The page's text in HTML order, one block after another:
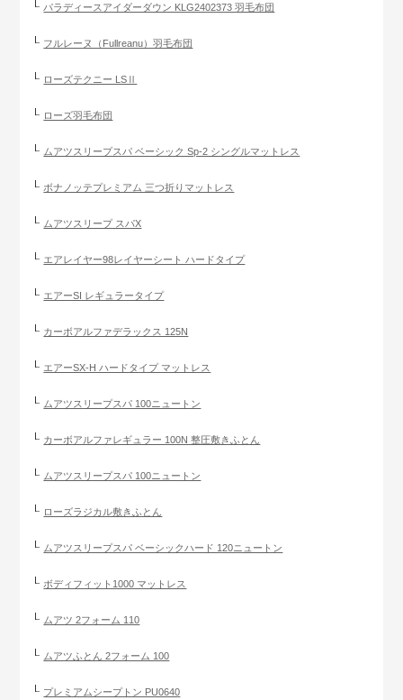
パラディースアイダーダウン KLG2402373 羽毛布団
フルレーヌ（Fullreanu）羽毛布団
ローズテクニー LSⅡ
ローズ羽毛布団
ムアツスリープスパ ベーシック Sp-2 シングルマットレス
ボナノッテプレミアム 三つ折りマットレス
ムアツスリープ スパX
エアレイヤー98レイヤーシート ハードタイプ
エアーSI レギュラータイプ
カーボアルファデラックス 125N
エアーSX-H ハードタイプ マットレス
ムアツスリープスパ 100ニュートン
カーボアルファレギュラー 100N 整圧敷きふとん
ムアツスリープスパ 100ニュートン
ローズラジカル敷きふとん
ムアツスリープスパ ベーシックハード 120ニュートン
ボディフィット1000 マットレス
ムアツ 2フォーム 110
ムアツふとん 2フォーム 100
プレミアムシープトン PU0640